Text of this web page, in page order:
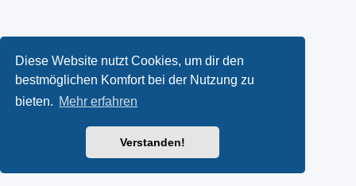
Diese Website nutzt Cookies, um dir den
bestmöglichen Komfort bei der Nutzung zu
bieten. Mehr erfahren
Verstanden!